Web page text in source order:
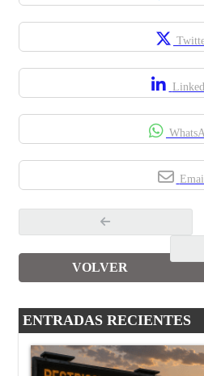
VOLVER
ENTRADAS RECIENTES